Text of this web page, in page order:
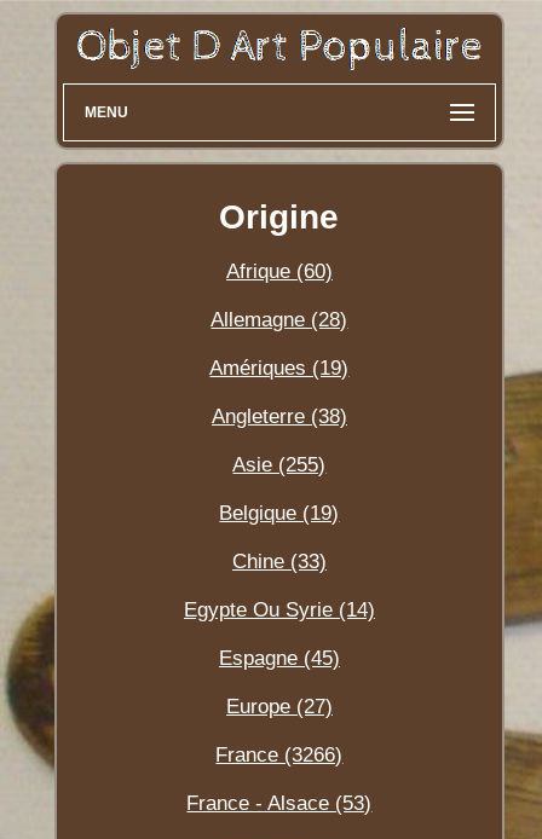
MENU
Origine
Afrique (60)
Allemagne (28)
Amériques (19)
Angleterre (38)
Asie (255)
Belgique (19)
Chine (33)
Egypte Ou Syrie (14)
Espagne (45)
Europe (27)
France (3266)
France - Alsace (53)